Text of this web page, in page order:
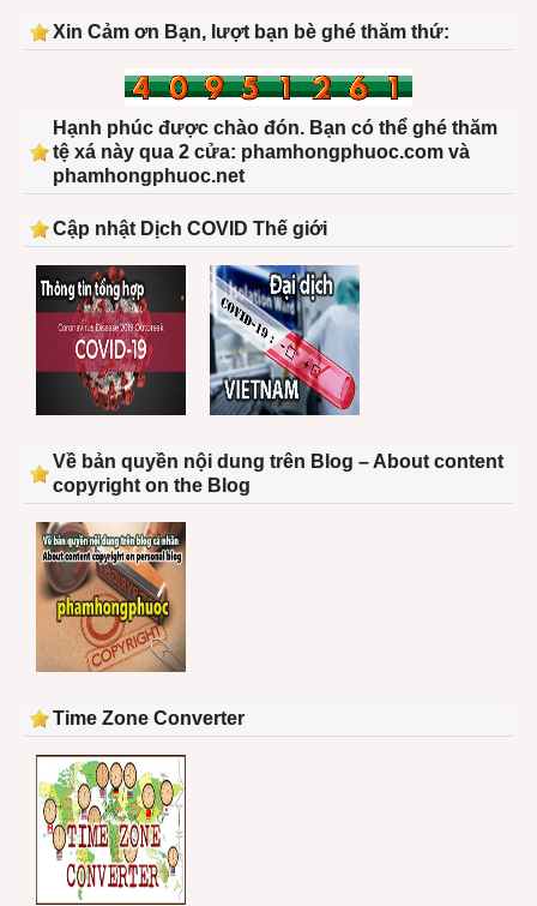
Xin Cảm ơn Bạn, lượt bạn bè ghé thăm thứ:
Hạnh phúc được chào đón. Bạn có thể ghé thăm
tệ xá này qua 2 cửa: phamhongphuoc.com và
phamhongphuoc.net
Cập nhật Dịch COVID Thế giới
Về bản quyền nội dung trên Blog – About content
copyright on the Blog
Time Zone Converter